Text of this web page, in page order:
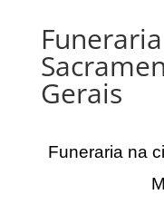
Gerais
Funeraria na